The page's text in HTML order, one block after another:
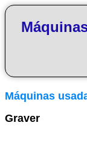
Máquinas
Graver